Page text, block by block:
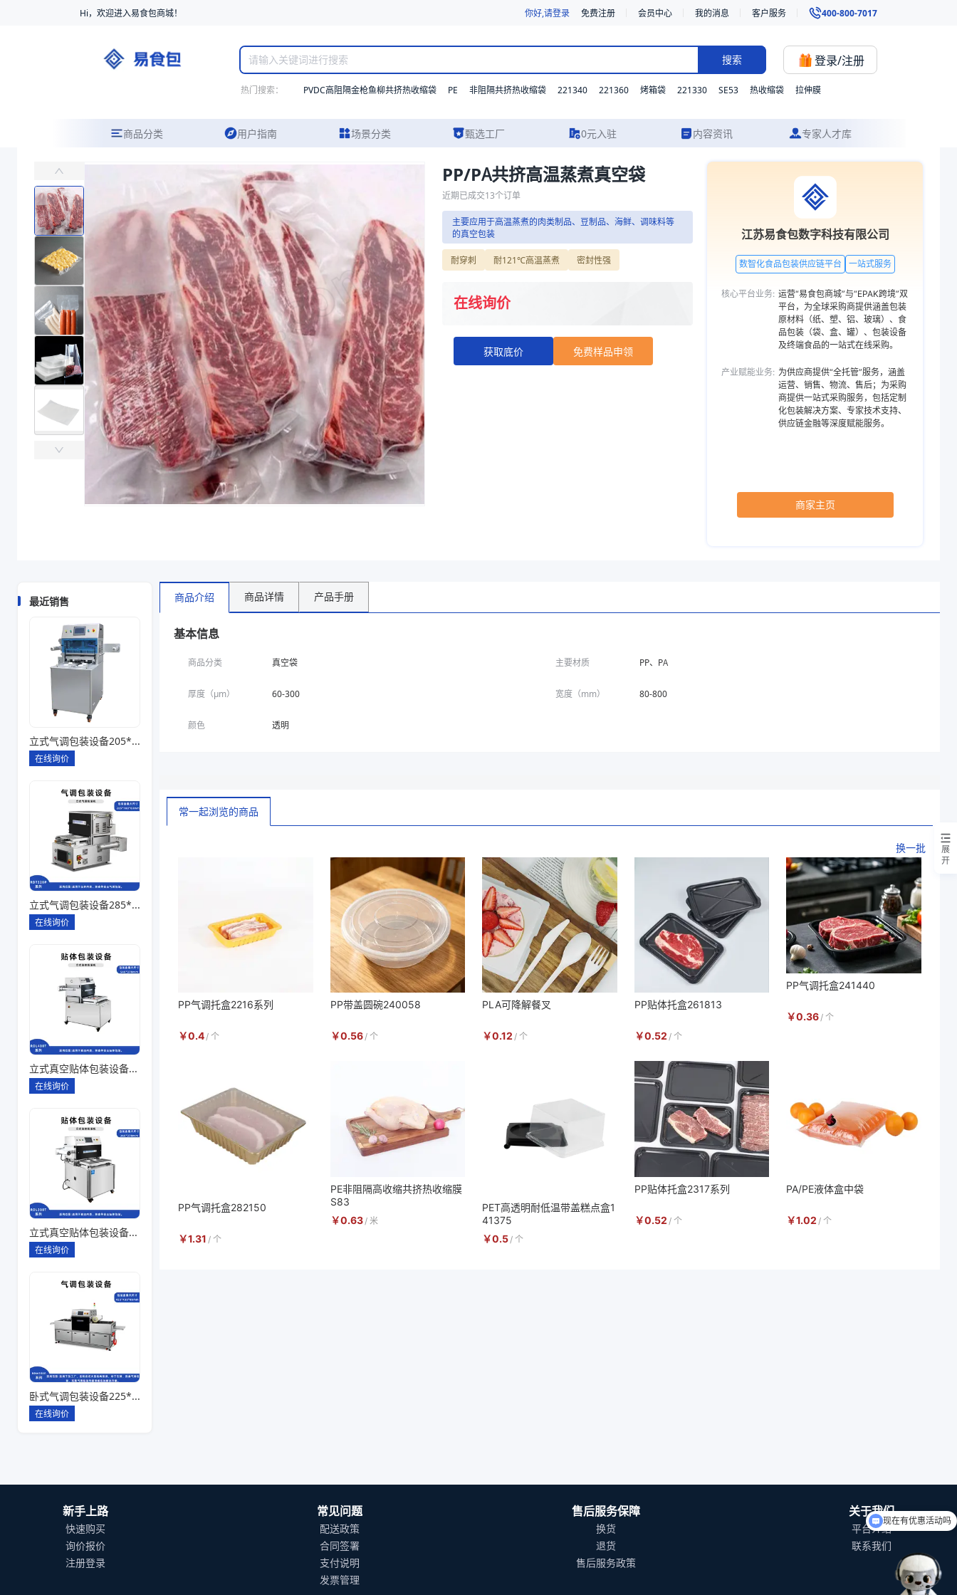
Hi，欢迎进入易食包商城！ 你好,请登录 免费注册 会员中心 我的消息 客户服务 400-800-7017
搜索 登录/注册
热门搜索： PVDC高阻隔金枪鱼柳共挤热收缩袋 PE 非阻隔共挤热收缩袋 221340 221360 烤箱袋 221330 SE53 热收缩袋 拉伸膜
商品分类 用户指南 场景分类 甄选工厂 0元入驻 内容资讯 专家人才库
主要应用于高温蒸煮的肉类制品、豆制品、海鲜、调味料等的真空包装
易食包（EPAK）专注于PP/PA共挤高温蒸煮真空袋包装，提供详尽的规格参数、实物图片及报价参考，主要应用于高温蒸煮的肉类制品、豆制品、海鲜、调味料等的真空包装。我们支持材质、型号与功能的灵活定制
产品卖点：耐穿刺、耐121℃高温蒸煮、密封性强
应用场景：主要应用于高温蒸煮的肉类制品、豆制品、海鲜、调味料等的真空包装
在线询价
商品参数
真空袋
主要材质
PP、PA
厚度（μm）
60-300
宽度（mm）
80-800
透明
PP/PA
60-300μm
宽度 mm
80-800
PP、PA
60-300
80-800
PP/PA共挤高温蒸煮真空袋
近期已成交13个订单
主要应用于高温蒸煮的肉类制品、豆制品、海鲜、调味料等
的真空包装
耐穿刺 耐121℃高温蒸煮 密封性强
在线询价
获取底价 免费样品申领
印刷复合包装 高阻隔拉伸膜
主营业务:
优势工艺:
多层共挤拉伸成型、高速印刷、复合、
高精度分切、制袋
江苏易食包数字科技有限公司
数智化食品包装供应链平台 一站式服务
核心平台业务: 运营“易食包商城”与“EPAK跨境”双
平台，为全球采购商提供涵盖包装
原材料（纸、塑、铝、玻璃）、食
品包装（袋、盒、罐）、包装设备
及终端食品的一站式在线采购。
产业赋能业务: 为供应商提供“全托管”服务，涵盖
运营、销售、物流、售后；为采购
商提供一站式采购服务，包括定制
化包装解决方案、专家技术支持、
供应链金融等深度赋能服务。
商家主页
最近销售
立式气调包装设备205*145*85一出四
在线询价
立式气调包装设备285*180*80一出一
在线询价
立式真空贴体包装设备260*180一出四
在线询价
立式真空贴体包装设备260*180一出二
在线询价
卧式气调包装设备225*142*80一出六
在线询价
商品介绍 商品详情 产品手册
基本信息
商品分类 真空袋 主要材质 PP、PA
厚度（μm） 60-300 宽度（mm） 80-800
颜色 透明
常一起浏览的商品
换一批
PP气调托盒2216系列
￥0.4 / 个
PP带盖圆碗240058
￥0.56 / 个
PLA可降解餐叉
￥0.12 / 个
PP贴体托盒261813
￥0.52 / 个
PP气调托盒241440
￥0.36 / 个
PP气调托盒282150
￥1.31 / 个
PE非阻隔高收缩共挤热收缩膜
S83
￥0.63 / 米
PET高透明耐低温带盖糕点盒1
41375
￥0.5/ 个
PP贴体托盒2317系列
￥0.52 / 个
PA/PE液体盒中袋
￥1.02 / 个
展
开
新手上路
快速购买
询价报价
注册登录
常见问题
配送政策
合同签署
支付说明
发票管理
售后服务保障
换货
退货
售后服务政策
关于我们
平台介绍
联系我们
如何入驻平台？